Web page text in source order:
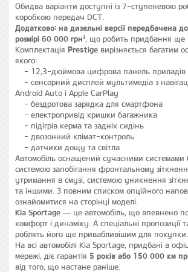
Обидва варіанти доступні із 7-ступеневою
коробкою передач DCT.
Додатково: на дизельні версії передбачена
розмірі 60 000 грн³, що робить придбання ще
Комплектація Prestige вирізняється багатим
якого:
12,3-дюймова цифрова панель приладів
сенсорний дисплей мультимедіа з
Android Auto і Apple CarPlay
бездротова зарядка для смартфона
електропривід кришки багажника
підігрів керма та задніх сидінь
двозонний клімат-контроль
датчики дощу та світла
Автомобіль оснащений сучасними системами
системою запобігання фронтальному
утримання в смузі, системою уникнення
та іншими. З повним списком опційного
ознайомитися на сторінці моделі.
Kia Sportage — це автомобіль, що впевнено
комфорт і динаміку. А спеціальні пропозиції
роблять його ще привабливішим для покупки.
На всі автомобілі Kia Sportage, придбані в
мережі, діє гарантія 5 років або 150 000 км
від того, що настане раніше.